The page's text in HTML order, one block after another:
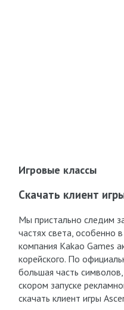
Игровые классы
Скачать клиент
Мы пристально следим
частях света, особенно
компания Kakao Games
корейского. По
большая часть
скором запуске
скачать клиент игры